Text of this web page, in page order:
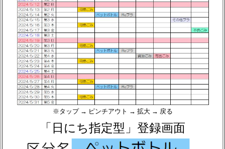
※タップ → ピンチアウト → 拡大 → 戻る
「日にち指定型」登録画面